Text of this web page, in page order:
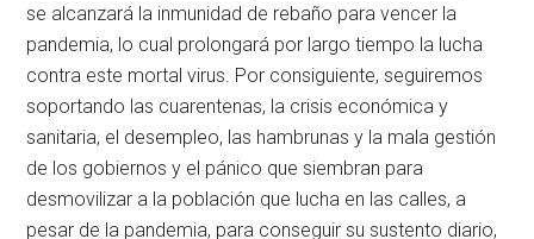
se alcanzará la inmunidad de rebaño para vencer la
pandemia, lo cual prolongará por largo tiempo la lucha
contra este mortal virus. Por consiguiente, seguiremos
soportando las cuarentenas, la crisis económica y
sanitaria, el desempleo, las hambrunas y la mala gestión
de los gobiernos y el pánico que siembran para
desmovilizar a la población que lucha en las calles, a
pesar de la pandemia, para conseguir su sustento diario,